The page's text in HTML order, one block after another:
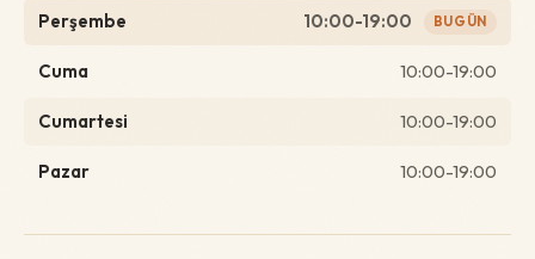
Perşembe 10:00-19:00 BUGÜN
Cuma 10:00-19:00
Cumartesi 10:00-19:00
Pazar 10:00-19:00